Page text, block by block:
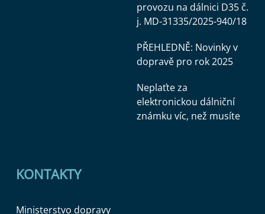
provozu na dálnici D35 č.
j. MD-31335/2025-940/18
PŘEHLEDNĚ: Novinky v
dopravě pro rok 2025
Neplaťte za
elektronickou dálniční
známku víc, než musíte
KONTAKTY
Ministerstvo dopravy